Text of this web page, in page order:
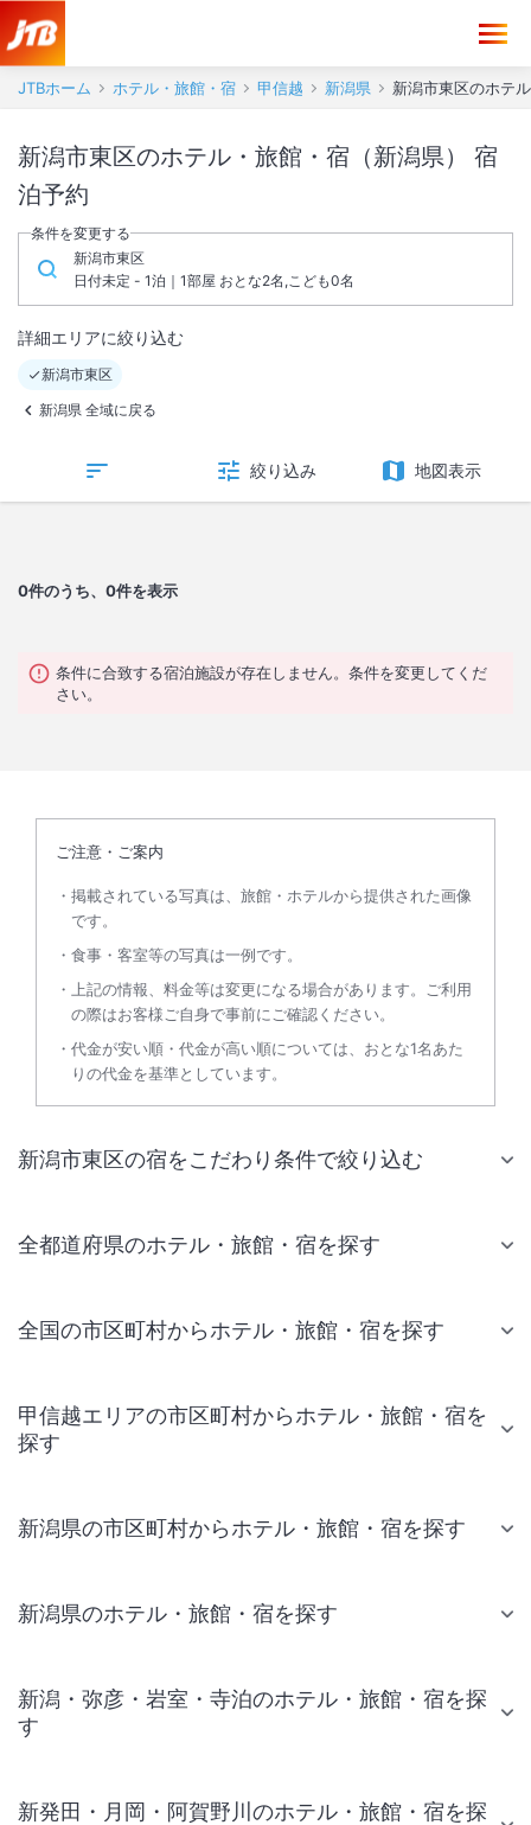
JTBホーム ホテル・旅館・宿 甲信越 新潟県 新潟市東区のホテ
新潟市東区のホテル・旅館・宿（新潟県） 宿
泊予約
条件を変更する
新潟市東区
日付未定 - 1泊｜1部屋 おとな2名,こども0名
詳細エリアに絞り込む
新潟市東区
新潟県 全域に戻る
絞り込み 地図表示
0件のうち、0件を表示
条件に合致する宿泊施設が存在しません。条件を変更してくだ
さい。
ご注意・ご案内
掲載されている写真は、旅館・ホテルから提供された画像
です。
食事・客室等の写真は一例です。
上記の情報、料金等は変更になる場合があります。ご利用
の際はお客様ご自身で事前にご確認ください。
代金が安い順・代金が高い順については、おとな1名あた
りの代金を基準としています。
新潟市東区の宿をこだわり条件で絞り込む
全都道府県のホテル・旅館・宿を探す
全国の市区町村からホテル・旅館・宿を探す
甲信越エリアの市区町村からホテル・旅館・宿を
探す
新潟県の市区町村からホテル・旅館・宿を探す
新潟県のホテル・旅館・宿を探す
新潟・弥彦・岩室・寺泊のホテル・旅館・宿を探
す
新発田・月岡・阿賀野川のホテル・旅館・宿を探